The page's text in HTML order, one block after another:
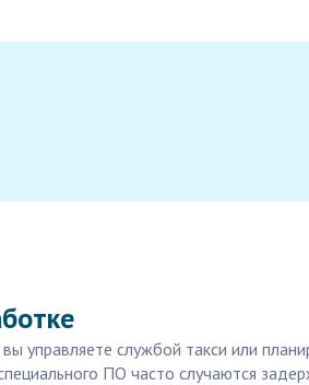
управляете службой такси или
ПО часто случаются